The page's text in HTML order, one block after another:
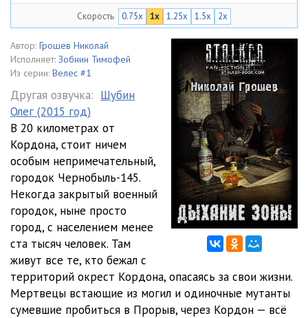
4 Глава
5 Глава 1:02:43
6 Глава 1:35:30
7 Глава 2:56:04
8 Глава 3:36:39
9 Глава 1:50:40
10 Глава 39:13
Скорость 0.75x 1x 1.25x 1.5x 2x
Автор: Грошев Николай
Исполняет: Зобнин Тимофей
Из серии: Велес #1
Другая озвучка: Шубин
Олег (2015 год)
В 20 километрах от
Кордона, стоит ничем
особым непримечательный,
городок Чернобыль-145.
Некогда закрытый военный
городок, ныне просто
город, с населением менее
ста тысяч человек. Там
живут все те, кто бежал с
территорий окрест Кордона, опасаясь за свои жизни.
Мертвецы встающие из могил и одиночные мутанты
сумевшие пробиться в Прорыв, через Кордон — всё